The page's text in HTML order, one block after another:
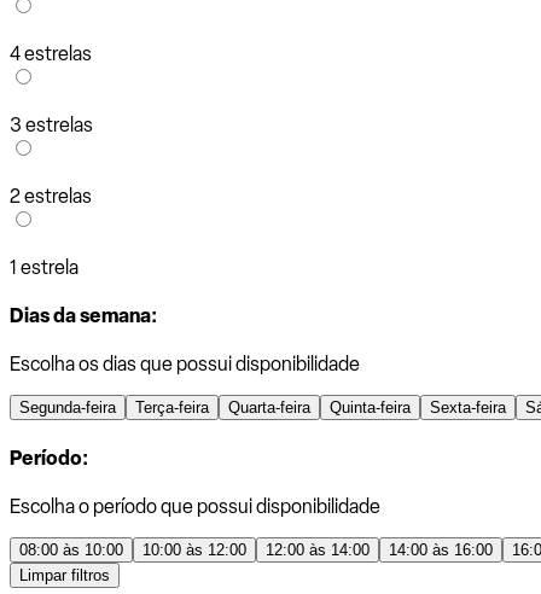
4 estrelas
3 estrelas
2 estrelas
1 estrela
Dias da semana:
Escolha os dias que possui disponibilidade
Segunda-feira Terça-feira Quarta-feira Quinta-feira Sexta-feira
Período:
Escolha o período que possui disponibilidade
08:00 às 10:00 10:00 às 12:00 12:00 às 14:00 14:00 às 16:00
Limpar filtros